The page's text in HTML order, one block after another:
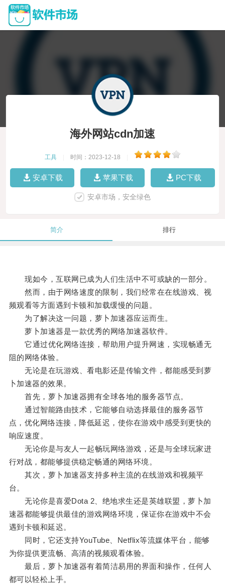
海外网站cdn加速
工具 时间：2023-12-18
安卓下载 苹果下载 PC下载
安卓市场，安全绿色
简介 排行
现如今，互联网已成为人们生活中不可或缺的一部分。
然而，由于网络速度的限制，我们经常在在线游戏、视
频观看等方面遇到卡顿和加载缓慢的问题。
为了解决这一问题，萝卜加速器应运而生。
萝卜加速器是一款优秀的网络加速器软件。
它通过优化网络连接，帮助用户提升网速，实现畅通无
阻的网络体验。
无论是在玩游戏、看电影还是传输文件，都能感受到萝
卜加速器的效果。
首先，萝卜加速器拥有全球各地的服务器节点。
通过智能路由技术，它能够自动选择最佳的服务器节
点，优化网络连接，降低延迟，使你在游戏中感受到更快的
响应速度。
无论你是与友人一起畅玩网络游戏，还是与全球玩家进
行对战，都能够提供稳定畅通的网络环境。
其次，萝卜加速器支持多种主流的在线游戏和视频平
台。
无论你是喜爱Dota 2、绝地求生还是英雄联盟，萝卜加
速器都能够提供最佳的游戏网络环境，保证你在游戏中不会
遇到卡顿和延迟。
同时，它还支持YouTube、Netflix等流媒体平台，能够
为你提供更流畅、高清的视频观看体验。
最后，萝卜加速器有着简洁易用的界面和操作，任何人
都可以轻松上手。